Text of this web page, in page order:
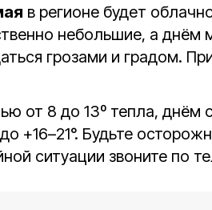
в регионе будет
небольшие, а днём
грозами и градом.
от 8 до 13º тепла, днём
+16–21°. Будьте
ситуации звоните по